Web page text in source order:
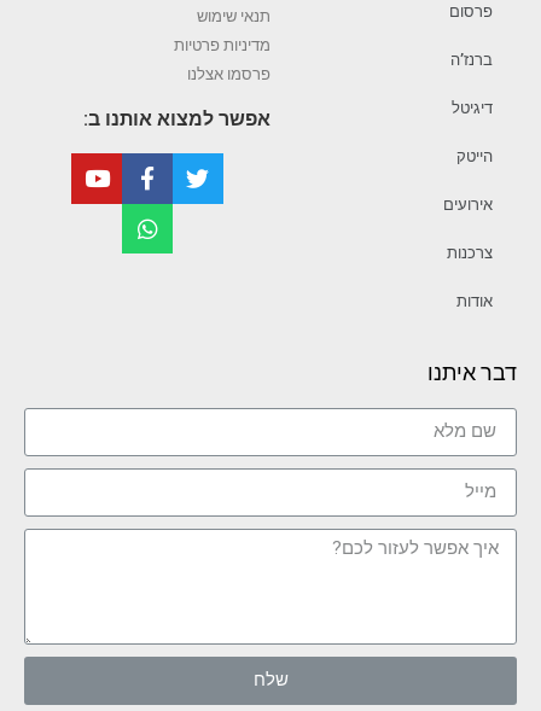
פרסום
ברנז’ה
דיגיטל
הייטק
אירועים
צרכנות
אודות
תנאי שימוש
מדיניות פרטיות
פרסמו אצלנו
אפשר למצוא אותנו ב:
דבר איתנו
שלח